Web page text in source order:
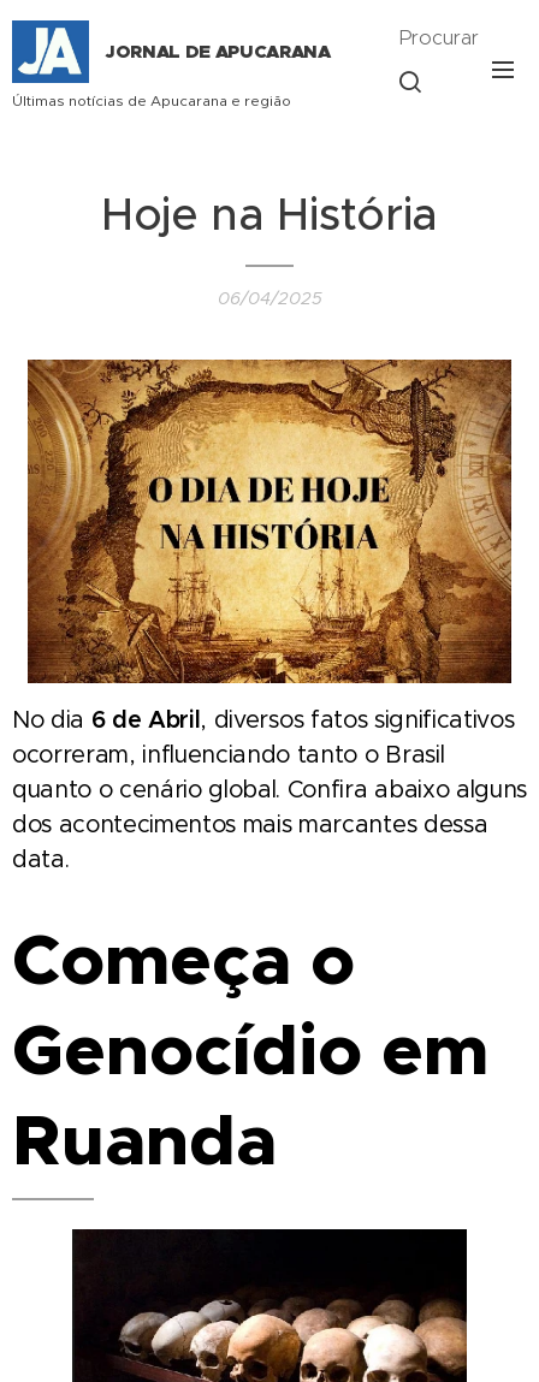
JORNAL DE APUCARANA
Últimas notícias de Apucarana e região
Procurar
Hoje na História
06/04/2025
No dia 6 de Abril, diversos fatos significativos
ocorreram, influenciando tanto o Brasil
quanto o cenário global. Confira abaixo alguns
dos acontecimentos mais marcantes dessa
data.
Começa o
Genocídio em
Ruanda